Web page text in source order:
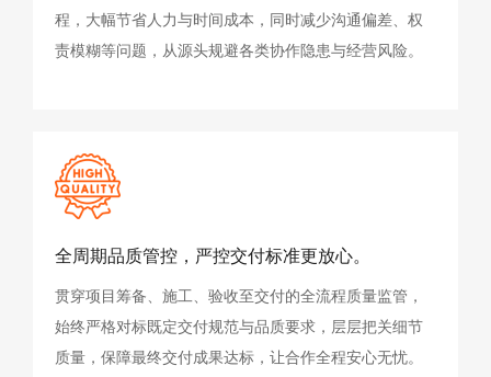
程，大幅节省人力与时间成本，同时减少沟通偏差、权
责模糊等问题，从源头规避各类协作隐患与经营风险。
全周期品质管控，严控交付标准更放心。
贯穿项目筹备、施工、验收至交付的全流程质量监管，
始终严格对标既定交付规范与品质要求，层层把关细节
质量，保障最终交付成果达标，让合作全程安心无忧。